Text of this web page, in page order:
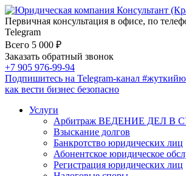
Первичная консультация в офисе, по
Telegram
Всего 5 000 ₽
Заказать обратный звонок
+7 905 976-99-94
Подпишитесь на Telegram-канал
как вести бизнес безопасно
Услуги
Арбитраж ВЕДЕНИЕ ДЕЛ В
Взыскание долгов
Банкротство юридических лиц
Абонентское юридическое
Регистрация юридических лиц